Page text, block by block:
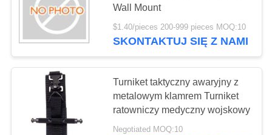
NAS
WYCIECZKA
FABRYCE
Przenośny zestaw
pierwszej pomocy
77
Wall Mount
$1.40/pieces 200-999 pieces MOQ:10
SKONTAKTUJ SIĘ Z NAMI
Turniket taktyczny awaryjny z
metalowym klamrem Turniket
ratowniczy medyczny wojskowy
Negotiated MOQ:10